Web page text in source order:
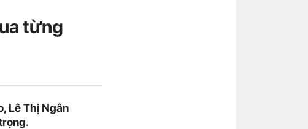
từng
Lê Thị Ngân